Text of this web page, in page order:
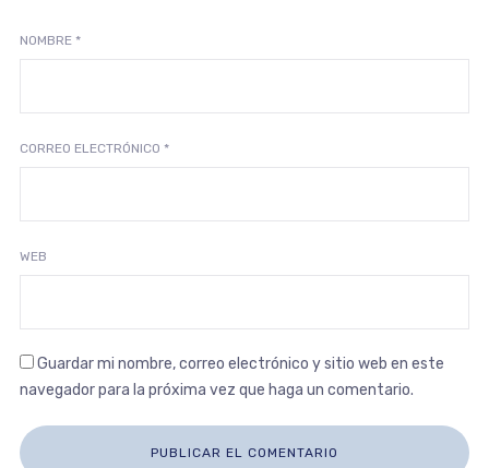
NOMBRE *
CORREO ELECTRÓNICO *
WEB
Guardar mi nombre, correo electrónico y sitio web en este
navegador para la próxima vez que haga un comentario.